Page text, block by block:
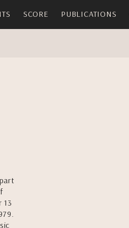
SCORE PUBLICATIONS
13